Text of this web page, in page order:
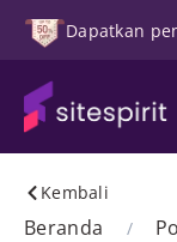
Dapatkan
Kembali
Beranda /